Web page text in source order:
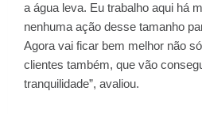
a água leva. Eu trabalho aqui há
nenhuma ação desse tamanho
Agora vai ficar bem melhor não
clientes também, que vão
tranquilidade”, avaliou.